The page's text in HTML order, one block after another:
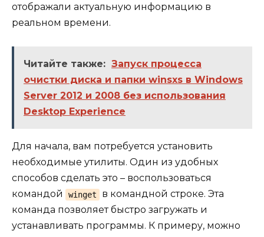
отображали актуальную информацию в
реальном времени.
Читайте также: Запуск процесса
очистки диска и папки winsxs в Windows
Server 2012 и 2008 без использования
Desktop Experience
Для начала, вам потребуется установить
необходимые утилиты. Один из удобных
способов сделать это – воспользоваться
командой
winget
в командной строке. Эта
команда позволяет быстро загружать и
устанавливать программы. К примеру, можно